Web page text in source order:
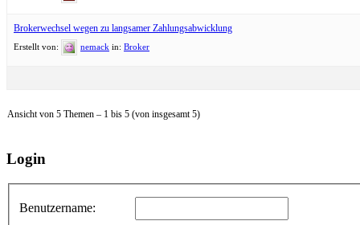
Brokerwechsel wegen zu langsamer Zahlungsabwicklung
Erstellt von: nemack in: Broker
Ansicht von 5 Themen – 1 bis 5 (von insgesamt 5)
Login
Benutzername: